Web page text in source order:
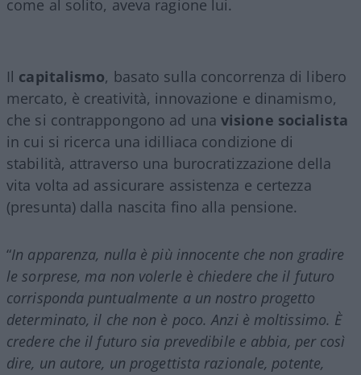
come al solito, aveva ragione lui.
Il capitalismo, basato sulla concorrenza di libero
mercato, è creatività, innovazione e dinamismo,
che si contrappongono ad una visione socialista
in cui si ricerca una idilliaca condizione di
stabilità, attraverso una burocratizzazione della
vita volta ad assicurare assistenza e certezza
(presunta) dalla nascita fino alla pensione.
“In apparenza, nulla è più innocente che non gradire
le sorprese, ma non volerle è chiedere che il futuro
corrisponda puntualmente a un nostro progetto
determinato, il che non è poco. Anzi è moltissimo. È
credere che il futuro sia prevedibile e abbia, per così
dire, un autore, un progettista razionale, potente,